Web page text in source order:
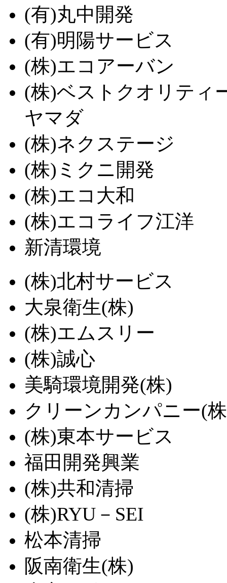
(有)丸中開発
(有)明陽サービス
(株)エコアーバン
(株)ベストクオリティ
ヤマダ
(株)ネクステージ
(株)ミクニ開発
(株)エコ大和
(株)エコライフ江洋
新清環境
(株)北村サービス
大泉衛生(株)
(株)エムスリー
(株)誠心
美騎環境開発(株)
クリーンカンパニー(
(株)東本サービス
福田開発興業
(株)共和清掃
(株)RYU－SEI
松本清掃
阪南衛生(株)